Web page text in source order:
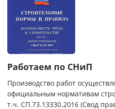
Работаем по СНиП
Производство работ
официальным нормативам
т.ч. СП.73.13330.2016 (Свод